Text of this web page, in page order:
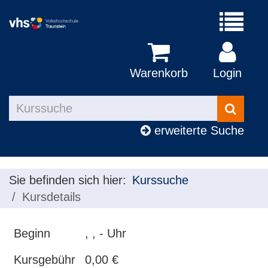
Menü
Warenkorb Login
Kurse
suchen
erweiterte Suche
Sie befinden sich hier: Kurssuche
Kursdetails
Beginn
, , - Uhr
Kursgebühr
0,00 €